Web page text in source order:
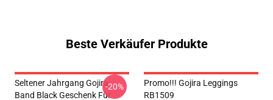
Beste Verkäufer Produkte
Seltener Jahrgang Gojira
Band Black Geschenk Für
-20%
Promo!!! Gojira Leggings
RB1509